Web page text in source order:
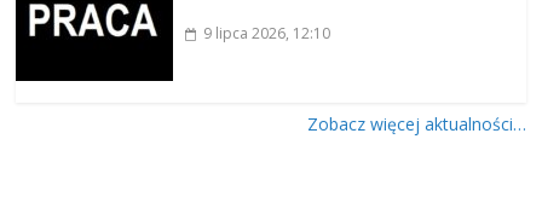
9 lipca 2026, 12:10
Zobacz więcej aktualności…